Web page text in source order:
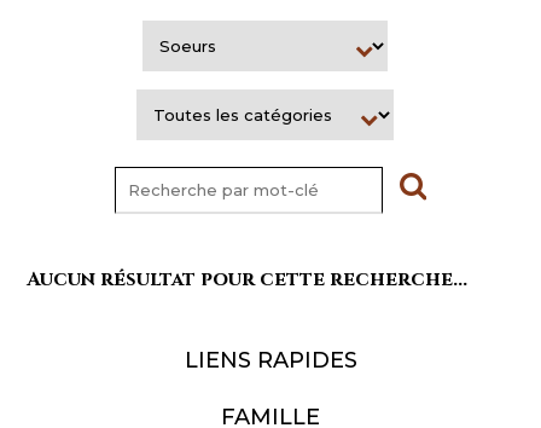
Aucun résultat pour cette recherche...
LIENS RAPIDES
FAMILLE